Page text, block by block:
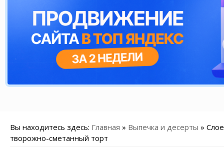
Вы находитесь здесь: Главная » Выпечка и десерты »
творожно-сметанный торт